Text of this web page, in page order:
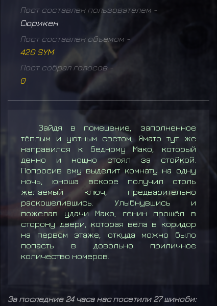
Пост составлен пользователем -
Сюрикен
Пост составлен объемом -
420 SYM
Пост собрал голосов -
0
Зайдя в помещение, заполненное
тёплым и уютным светом, Ямато тут же
направился к бедному Мако, который
денно и нощно стоял за стойкой.
Попросив ему выделит комнату на одну
ночь, юноша вскоре получил столь
желаемый ключ, предварительно
раскошелившись. Улыбнувшись и
пожелав удачи Мако, генин прошёл в
сторону двери, которая вела в коридор
на первом этаже, откуда можно было
попасть в довольно приличное
количество номеров.
За последние 24 часа нас посетили 27 шиноби: